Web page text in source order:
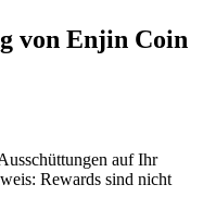
von Enjin Coin
auf Ihr
Rewards sind nicht